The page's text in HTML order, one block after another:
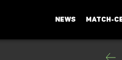
NEWS MATCH-